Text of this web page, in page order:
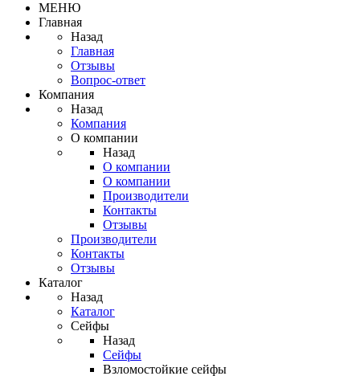
МЕНЮ
Главная
Назад
Главная
Отзывы
Вопрос-ответ
Компания
Назад
Компания
О компании
Назад
О компании
О компании
Производители
Контакты
Отзывы
Производители
Контакты
Отзывы
Каталог
Назад
Каталог
Сейфы
Назад
Сейфы
Взломостойкие сейфы